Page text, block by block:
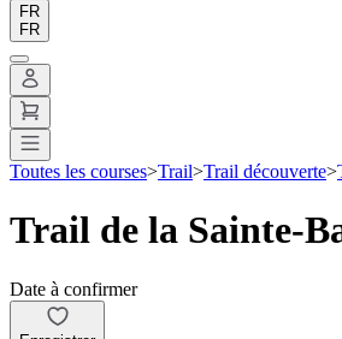
FR
FR
Toutes les courses>Trail>Trail découverte>
Trail de la Sainte-
Date à confirmer